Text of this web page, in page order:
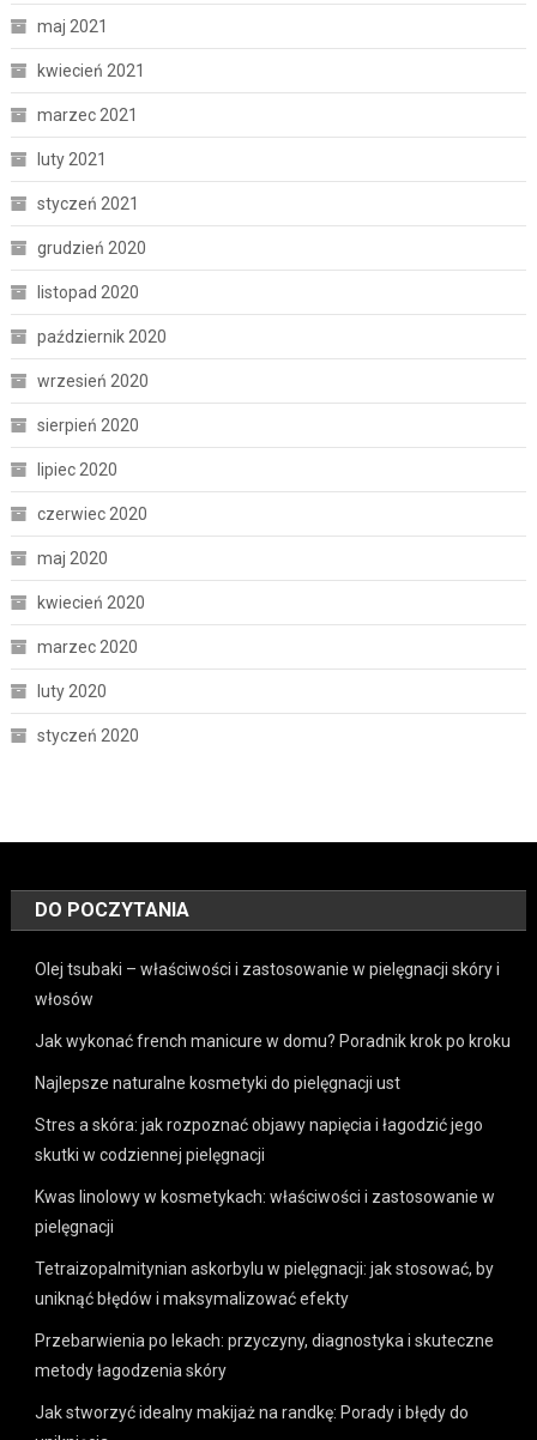
maj 2021
kwiecień 2021
marzec 2021
luty 2021
styczeń 2021
grudzień 2020
listopad 2020
październik 2020
wrzesień 2020
sierpień 2020
lipiec 2020
czerwiec 2020
maj 2020
kwiecień 2020
marzec 2020
luty 2020
styczeń 2020
DO POCZYTANIA
Olej tsubaki – właściwości i zastosowanie w pielęgnacji skóry i
włosów
Jak wykonać french manicure w domu? Poradnik krok po kroku
Najlepsze naturalne kosmetyki do pielęgnacji ust
Stres a skóra: jak rozpoznać objawy napięcia i łagodzić jego
skutki w codziennej pielęgnacji
Kwas linolowy w kosmetykach: właściwości i zastosowanie w
pielęgnacji
Tetraizopalmitynian askorbylu w pielęgnacji: jak stosować, by
uniknąć błędów i maksymalizować efekty
Przebarwienia po lekach: przyczyny, diagnostyka i skuteczne
metody łagodzenia skóry
Jak stworzyć idealny makijaż na randkę: Porady i błędy do